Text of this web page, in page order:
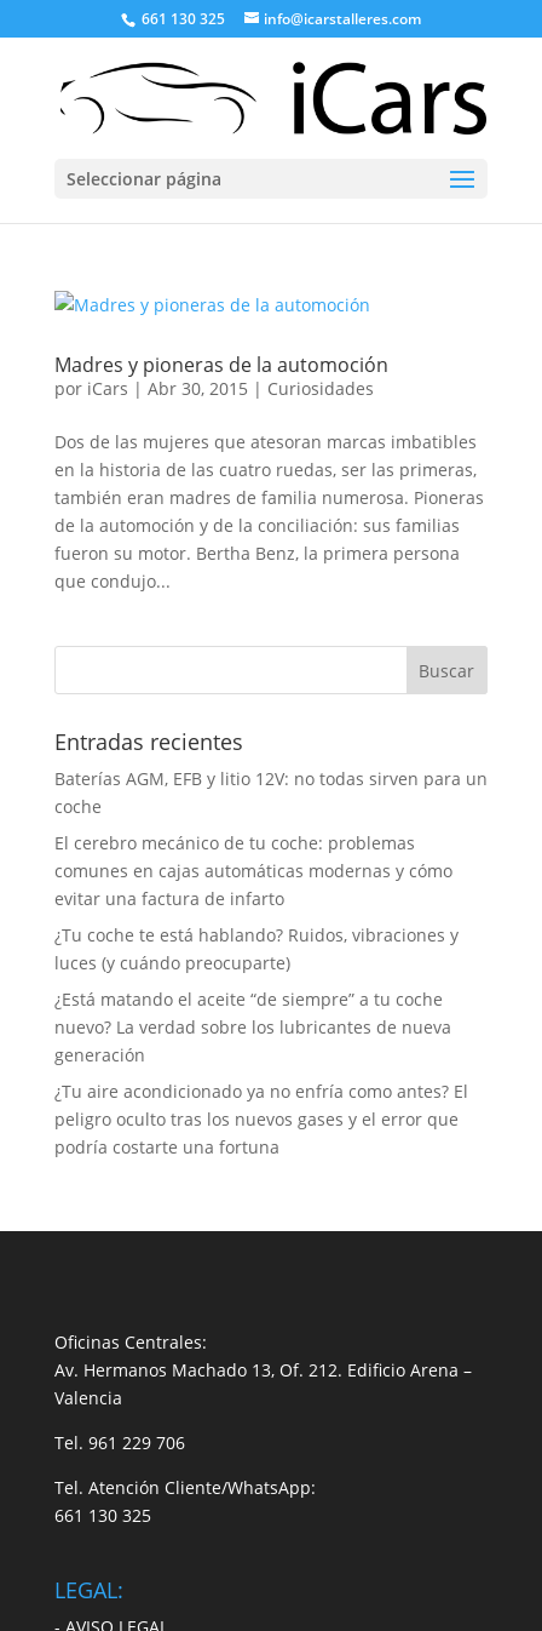
661 130 325 info@icarstalleres.com
Seleccionar página
Madres y pioneras de la automoción
por iCars | Abr 30, 2015 | Curiosidades
Dos de las mujeres que atesoran marcas imbatibles
en la historia de las cuatro ruedas, ser las primeras,
también eran madres de familia numerosa. Pioneras
de la automoción y de la conciliación: sus familias
fueron su motor. Bertha Benz, la primera persona
que condujo...
Entradas recientes
Baterías AGM, EFB y litio 12V: no todas sirven para un
coche
El cerebro mecánico de tu coche: problemas
comunes en cajas automáticas modernas y cómo
evitar una factura de infarto
¿Tu coche te está hablando? Ruidos, vibraciones y
luces (y cuándo preocuparte)
¿Está matando el aceite “de siempre” a tu coche
nuevo? La verdad sobre los lubricantes de nueva
generación
¿Tu aire acondicionado ya no enfría como antes? El
peligro oculto tras los nuevos gases y el error que
podría costarte una fortuna
Oficinas Centrales:
Av. Hermanos Machado 13, Of. 212. Edificio Arena –
Valencia
Tel. 961 229 706
Tel. Atención Cliente/WhatsApp:
661 130 325
LEGAL: